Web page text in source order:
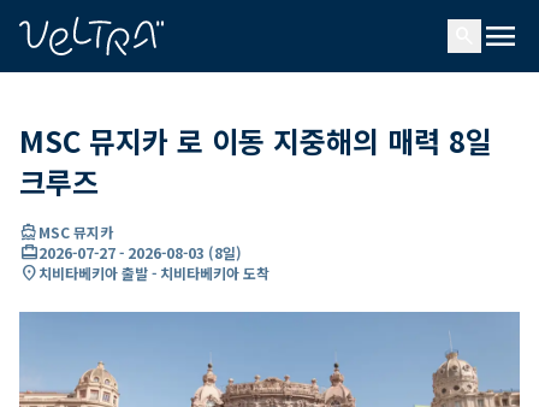
menu
MSC 뮤지카 로 이동 지중해의 매력 8일
크루즈
directions_boatMSC 뮤지카
card_travel2026-07-27- 2026-08-03 (8일)
location_on치비타베키아 출발 - 치비타베키아 도착